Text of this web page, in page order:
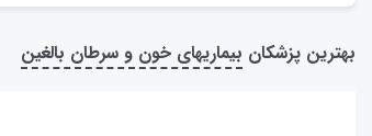
بهترین پزشکان بیماریهای خون و سرطان بالغین